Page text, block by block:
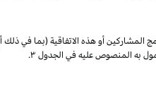
المشاركينأو هذه الاتفاقية (بما في
به المنصوص عليه في الجدول ۳.